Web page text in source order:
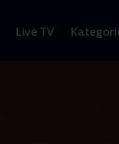
Live TV